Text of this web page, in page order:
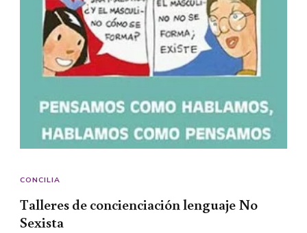
CONCILIA
Talleres de concienciación lenguaje No
Sexista